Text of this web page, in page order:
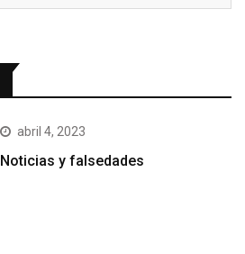
abril 4, 2023
Noticias y falsedades